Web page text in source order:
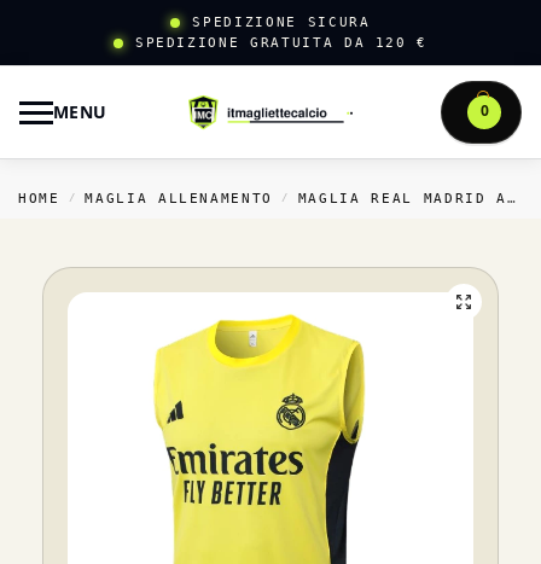
SPEDIZIONE SICURA
SPEDIZIONE GRATUITA DA 120 €
MENU 0
HOME / MAGLIA ALLENAMENTO / MAGLIA REAL MADRID ALLENAMENTO